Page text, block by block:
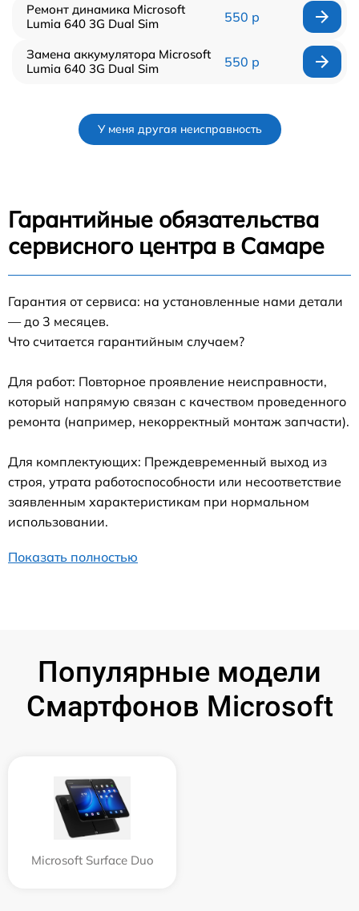
Ремонт динамика Microsoft
Lumia 640 3G Dual Sim
550 р
Замена аккумулятора Microsoft
Lumia 640 3G Dual Sim
550 р
У меня другая неисправность
Гарантийные обязательства
сервисного центра в Самаре
Гарантия от сервиса: на установленные нами детали
— до 3 месяцев.
Что считается гарантийным случаем?
Для работ: Повторное проявление неисправности,
который напрямую связан с качеством проведенного
ремонта (например, некорректный монтаж запчасти).
Для комплектующих: Преждевременный выход из
строя, утрата работоспособности или несоответствие
заявленным характеристикам при нормальном
использовании.
Показать полностью
Популярные модели
Смартфонов Microsoft
Microsoft Surface Duo